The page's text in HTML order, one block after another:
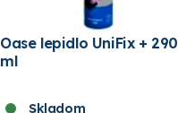
Oase lepidlo UniFix + 290
ml
Skladom